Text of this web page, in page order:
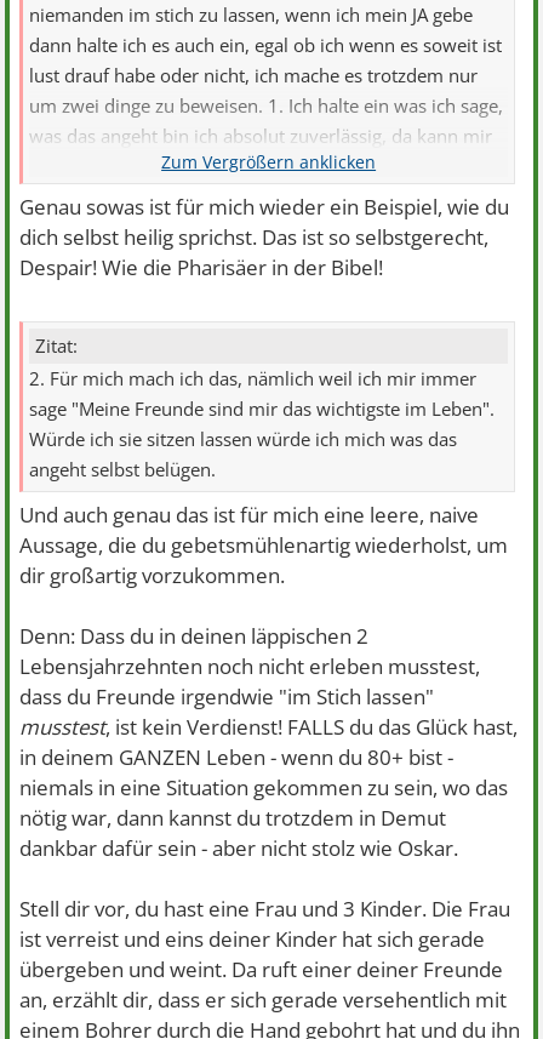
niemanden im stich zu lassen, wenn ich mein JA gebe
dann halte ich es auch ein, egal ob ich wenn es soweit ist
lust drauf habe oder nicht, ich mache es trotzdem nur
um zwei dinge zu beweisen. 1. Ich halte ein was ich sage,
was das angeht bin ich absolut zuverlässig, da kann mir
auch keiner das gegenteil beweisen!
Genau sowas ist für mich wieder ein Beispiel, wie du
dich selbst heilig sprichst. Das ist so selbstgerecht,
Despair! Wie die Pharisäer in der Bibel!
Zitat:
2. Für mich mach ich das, nämlich weil ich mir immer
sage "Meine Freunde sind mir das wichtigste im Leben".
Würde ich sie sitzen lassen würde ich mich was das
angeht selbst belügen.
Und auch genau das ist für mich eine leere, naive
Aussage, die du gebetsmühlenartig wiederholst, um
dir großartig vorzukommen.
Denn: Dass du in deinen läppischen 2
Lebensjahrzehnten noch nicht erleben musstest,
dass du Freunde irgendwie "im Stich lassen"
musstest, ist kein Verdienst! FALLS du das Glück hast,
in deinem GANZEN Leben - wenn du 80+ bist -
niemals in eine Situation gekommen zu sein, wo das
nötig war, dann kannst du trotzdem in Demut
dankbar dafür sein - aber nicht stolz wie Oskar.
Stell dir vor, du hast eine Frau und 3 Kinder. Die Frau
ist verreist und eins deiner Kinder hat sich gerade
übergeben und weint. Da ruft einer deiner Freunde
an, erzählt dir, dass er sich gerade versehentlich mit
einem Bohrer durch die Hand gebohrt hat und du ihn